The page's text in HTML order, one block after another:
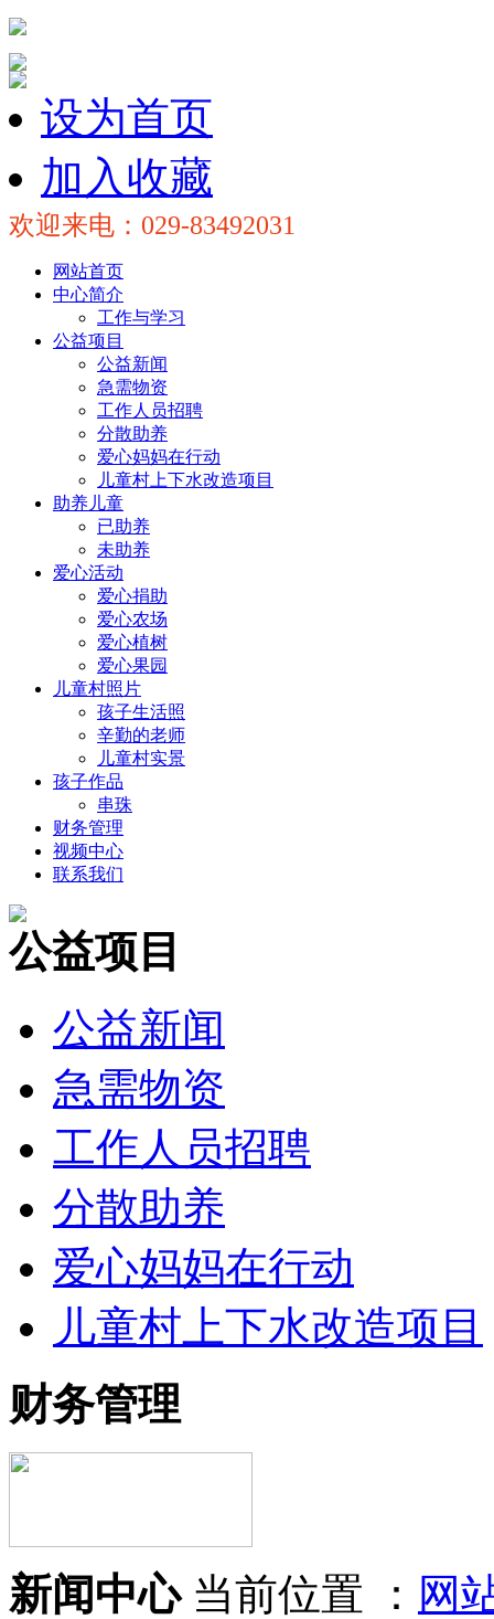
设为首页
加入收藏
欢迎来电：029-83492031
网站首页
中心简介
工作与学习
公益项目
公益新闻
急需物资
工作人员招聘
分散助养
爱心妈妈在行动
儿童村上下水改造项目
助养儿童
已助养
未助养
爱心活动
爱心捐助
爱心农场
爱心植树
爱心果园
儿童村照片
孩子生活照
辛勤的老师
儿童村实景
孩子作品
串珠
财务管理
视频中心
联系我们
公益项目
公益新闻
急需物资
工作人员招聘
分散助养
爱心妈妈在行动
儿童村上下水改造项目
财务管理
新闻中心 当前位置 ： 网